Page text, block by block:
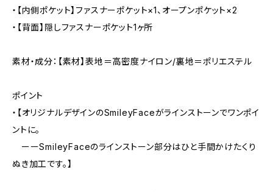
・【内側ポケット】ファスナーポケット×1、オープンポケット×2
・【背面】隠しファスナーポケット1ヶ所
素材・成分：【素材】表地＝高密度ナイロン/裏地＝ポリエステル
ポイント
・【オリジナルデザインのSmileyFaceがラインストーンでワンポイ
ントに。
ーーSmileyFaceのラインストーン部分はひと手間かけたくり
ぬき加工です。】